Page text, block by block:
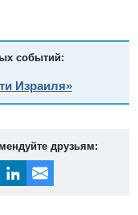
событий:
Израиля»
друзьям: